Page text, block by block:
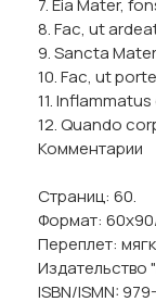
7. Eia Mater,
8. Fac, ut
9. Sancta
10. Fac, ut
11.
12. Quando
Комментарии
Страниц: 60.
Формат:
Переплет:
Издательство
ISBN/ISMN: